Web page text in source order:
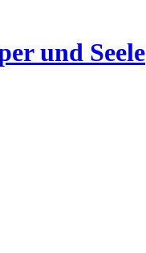
und Seele